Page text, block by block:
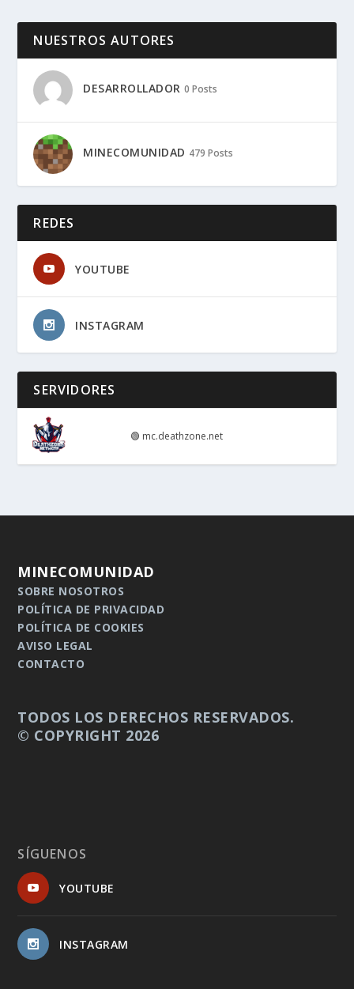
NUESTROS AUTORES
DESARROLLADOR 0 Posts
MINECOMUNIDAD 479 Posts
REDES
YOUTUBE
INSTAGRAM
SERVIDORES
🟢 mc.deathzone.net
MINECOMUNIDAD
SOBRE NOSOTROS
POLÍTICA DE PRIVACIDAD
POLÍTICA DE COOKIES
AVISO LEGAL
CONTACTO
TODOS LOS DERECHOS RESERVADOS.
© COPYRIGHT 2026
SÍGUENOS
YOUTUBE
INSTAGRAM